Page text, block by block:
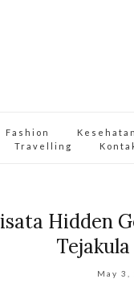
Fashion Kesehatan
Travelling
Hidden
May 3,